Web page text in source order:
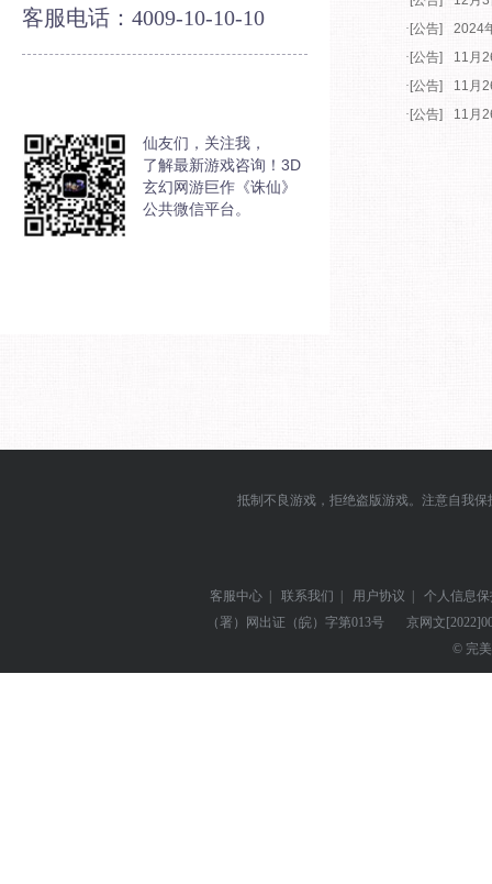
客服电话：4009-10-10-10
仙友们，关注我，
了解最新游戏咨询！3D
玄幻网游巨作《诛仙》
公共微信平台。
· [公告]
2024
· [公告]
11月
· [公告]
11月
· [公告] 11月
抵制不良游戏，拒绝盗版游戏。注意自我
客服中心 | 联系我们 | 用户协议 |
个人信息
（署）网出证（皖）字第013号
京网文
© 完美